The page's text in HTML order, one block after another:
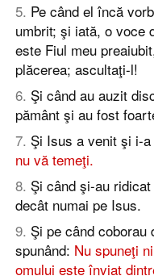
5. Pe când el încă
umbrit; şi iată, o voce
este Fiul meu
plăcerea; ascultaţi-l!
6. Şi când au auzit
pământ şi au fost
7. Şi Isus a venit şi i-
nu vă temeţi.
8. Şi când şi-au
decât numai pe Isus.
9. Şi pe când
spunând: Nu spuneţi
omului este înviat